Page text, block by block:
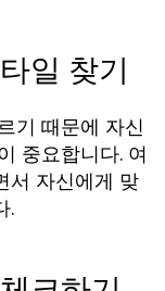
일 찾기
기 때문에 자신
중요합니다. 여
서 자신에게 맞
.